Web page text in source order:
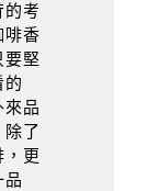
的考
啡香
要堅
的
來品
了
，更
品